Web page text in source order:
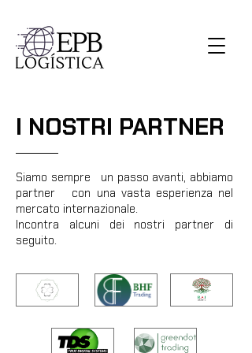
I NOSTRI PARTNER
Siamo sempre un passo avanti, abbiamo
partner con una vasta esperienza nel
mercato internazionale.
Incontra alcuni dei nostri partner di
seguito.
Commercio BHF
TDS Punto Verde